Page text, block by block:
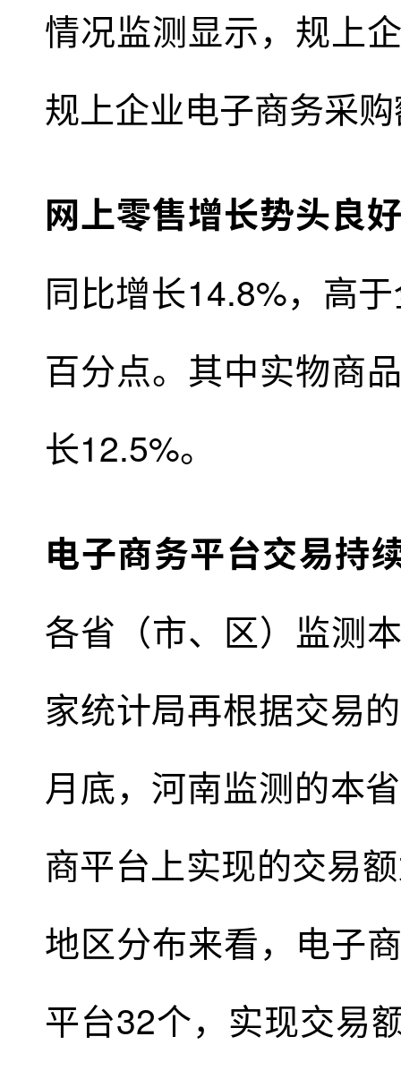
情况监测显示，规上
规上企业电子商务采
网上零售增长势头良
同比增长14.8%，高
百分点。其中实物商
长12.5%。
电子商务平台交易持
各省（市、区）监测
家统计局再根据交易
月底，河南监测的本
商平台上实现的交易
地区分布来看，电子
平台32个，实现交易